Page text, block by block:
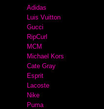
Adidas
Luis Vuitton
Gucci
RipCurl
MCM
Michael Kors
Cate Gray
Esprit
Lacoste
Nike
Puma